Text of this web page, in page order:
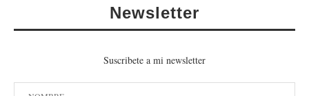
Newsletter
Suscribete a mi newsletter